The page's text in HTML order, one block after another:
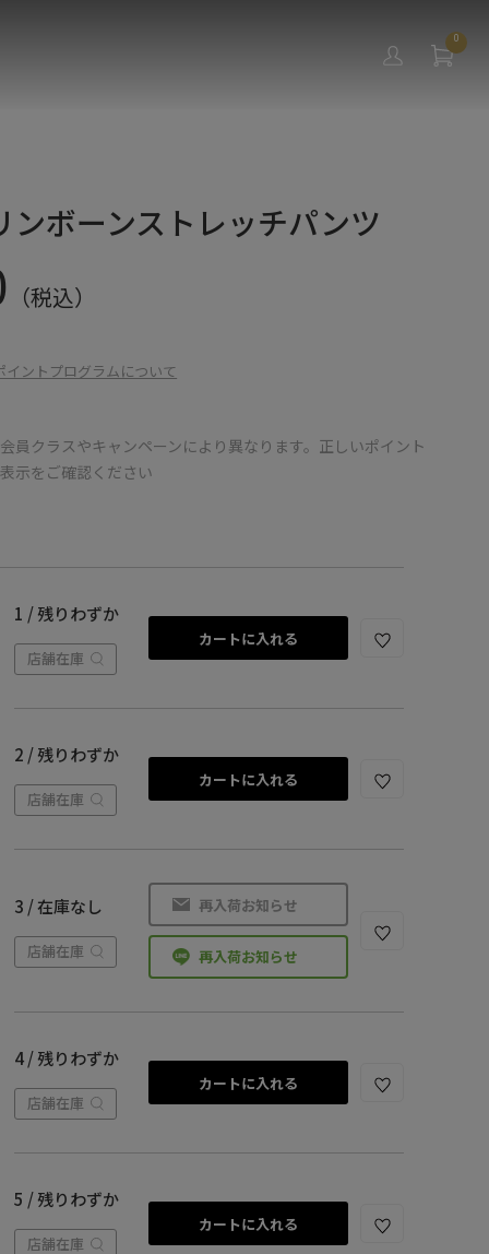
0
ンボーンストレッチパンツ
（税込）
イントプログラムについて
員クラスやキャンペーンにより異なります。正しいポイント
示をご確認ください
1 / 残りわずか
店舗在庫
カートに入れる
2 / 残りわずか
店舗在庫
カートに入れる
3 / 在庫なし
店舗在庫
再入荷お知らせ
再入荷お知らせ
4 / 残りわずか
店舗在庫
カートに入れる
5 / 残りわずか
店舗在庫
カートに入れる